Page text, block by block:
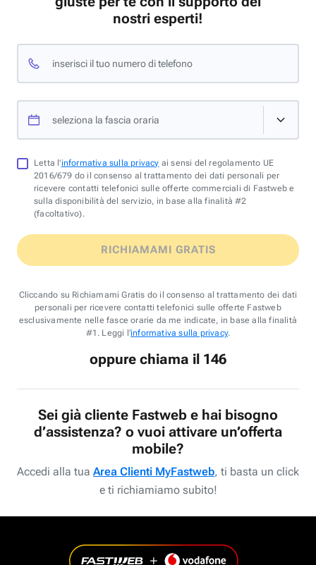
nostri esperti!
inserisci il tuo numero di telefono
seleziona la fascia oraria
Letta l'informativa sulla privacy ai sensi del regolamento UE
2016/679 do il consenso al trattamento dei dati personali per
ricevere contatti telefonici sulle offerte commerciali di Fastweb e
sulla disponibilità del servizio, in base alla finalità #2
(facoltativo).
RICHIAMAMI GRATIS
Cliccando su Richiamami Gratis do il consenso al trattamento dei dati
personali per ricevere contatti telefonici sulle offerte Fastweb
esclusivamente nelle fasce orarie da me indicate, in base alla finalità
#1. Leggi l'informativa sulla privacy.
oppure chiama il 146
Sei già cliente Fastweb e hai bisogno
d’assistenza? o vuoi attivare un’offerta
mobile?
Accedi alla tua Area Clienti MyFastweb, ti basta un click
e ti richiamiamo subito!